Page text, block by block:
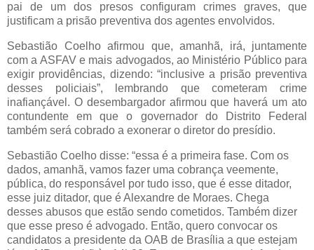
pai de um dos presos configuram crimes graves, que
justificam a prisão preventiva dos agentes envolvidos.
Sebastião Coelho afirmou que, amanhã, irá, juntamente
com a ASFAV e mais advogados, ao Ministério Público para
exigir providências, dizendo: “inclusive a prisão preventiva
desses policiais”, lembrando que cometeram crime
inafiançável. O desembargador afirmou que haverá um ato
contundente em que o governador do Distrito Federal
também será cobrado a exonerar o diretor do presídio.
Sebastião Coelho disse: “essa é a primeira fase. Com os
dados, amanhã, vamos fazer uma cobrança veemente,
pública, do responsável por tudo isso, que é esse ditador,
esse juiz ditador, que é Alexandre de Moraes. Chega
desses abusos que estão sendo cometidos. Também dizer
que esse preso é advogado. Então, quero convocar os
candidatos a presidente da OAB de Brasília a que estejam